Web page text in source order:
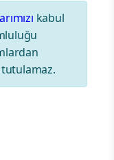
kabul